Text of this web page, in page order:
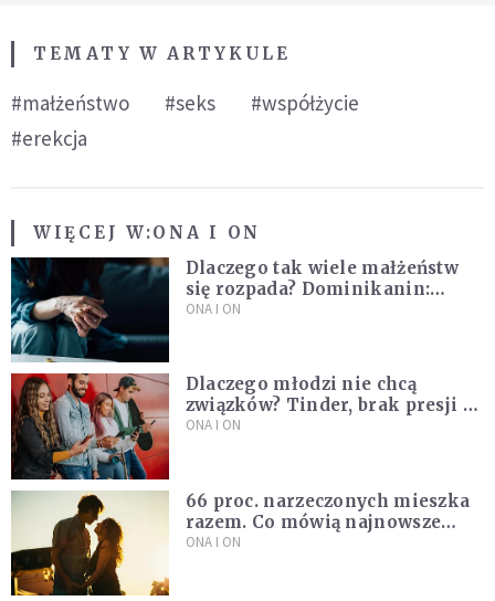
TEMATY W ARTYKULE
#małżeństwo #seks
#współżycie
#erekcja
WIĘCEJ W:ONA I ON
Dlaczego tak wiele małżeństw
się rozpada? Dominikanin:
Dążymy do dziecięcego
ONA I ON
Dlaczego młodzi nie chcą
związków? Tinder, brak presji i
nowe podejście do miłości
ONA I ON
66 proc. narzeczonych mieszka
razem. Co mówią najnowsze
badania ISKK?
ONA I ON